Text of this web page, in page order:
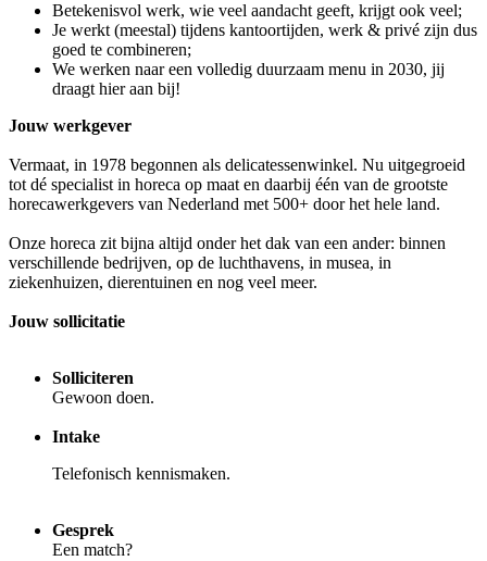
Betekenisvol werk, wie veel aandacht geeft, krijgt ook veel;
Je werkt (meestal) tijdens kantoortijden, werk & privé zijn dus
goed te combineren;
We werken naar een volledig duurzaam menu in 2030, jij
draagt hier aan bij!
Jouw werkgever
Vermaat, in 1978 begonnen als delicatessenwinkel. Nu uitgegroeid
tot dé specialist in horeca op maat en daarbij één van de grootste
horecawerkgevers van Nederland met 500+ door het hele land.
Onze horeca zit bijna altijd onder het dak van een ander: binnen
verschillende bedrijven, op de luchthavens, in musea, in
ziekenhuizen, dierentuinen en nog veel meer.
Jouw sollicitatie
Solliciteren
Gewoon doen.
Intake
Telefonisch kennismaken.
Gesprek
Een match?